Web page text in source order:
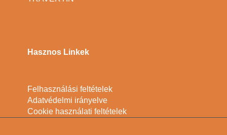
Hasznos Linkek
Felhasználási feltételek
Adatvédelmi irányelve
Cookie használati feltételek